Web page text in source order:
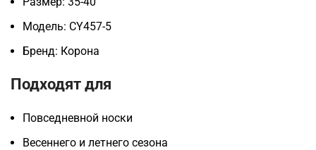
Модель: CY457-5
Бренд: Корона
Подходят для
Повседневной носки
Весеннего и летнего сезона